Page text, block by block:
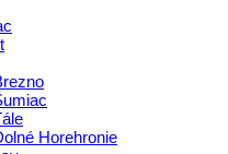
Horehronie